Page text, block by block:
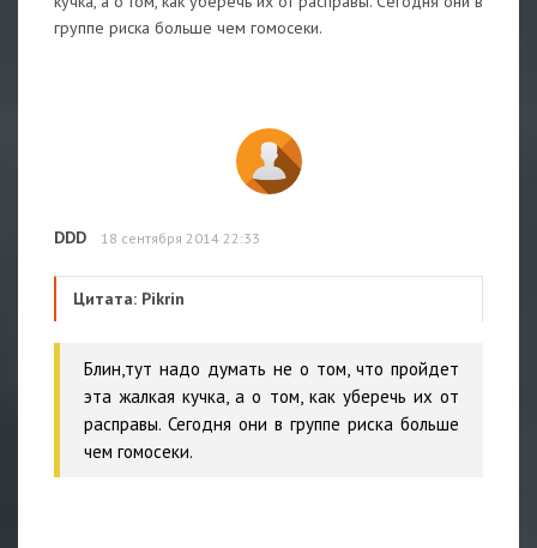
группе риска больше чем гомосеки.
DDD 18 сентября 2014 22:33
Цитата: Pikrin
Блин,тут надо думать не о том, что пройдет
эта жалкая кучка, а о том, как уберечь их от
расправы. Сегодня они в группе риска больше
чем гомосеки.